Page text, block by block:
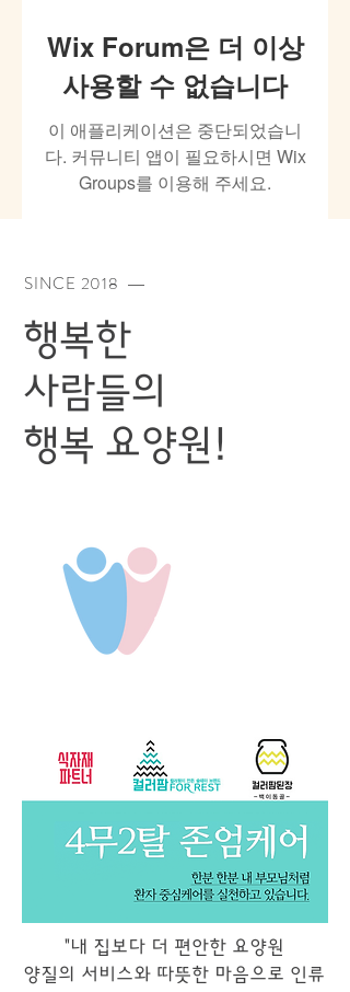
Wix Forum은 더 이상
사용할 수 없습니다
이 애플리케이션은 중단되었습니
다. 커뮤니티 앱이 필요하시면 Wix
Groups를 이용해 주세요.
SINCE 2018 —
행복한
사람들의
​행복 요양원!
"내 집보다 더 편안한 요양원
양질의 서비스와 따뜻한 마음으로 인류